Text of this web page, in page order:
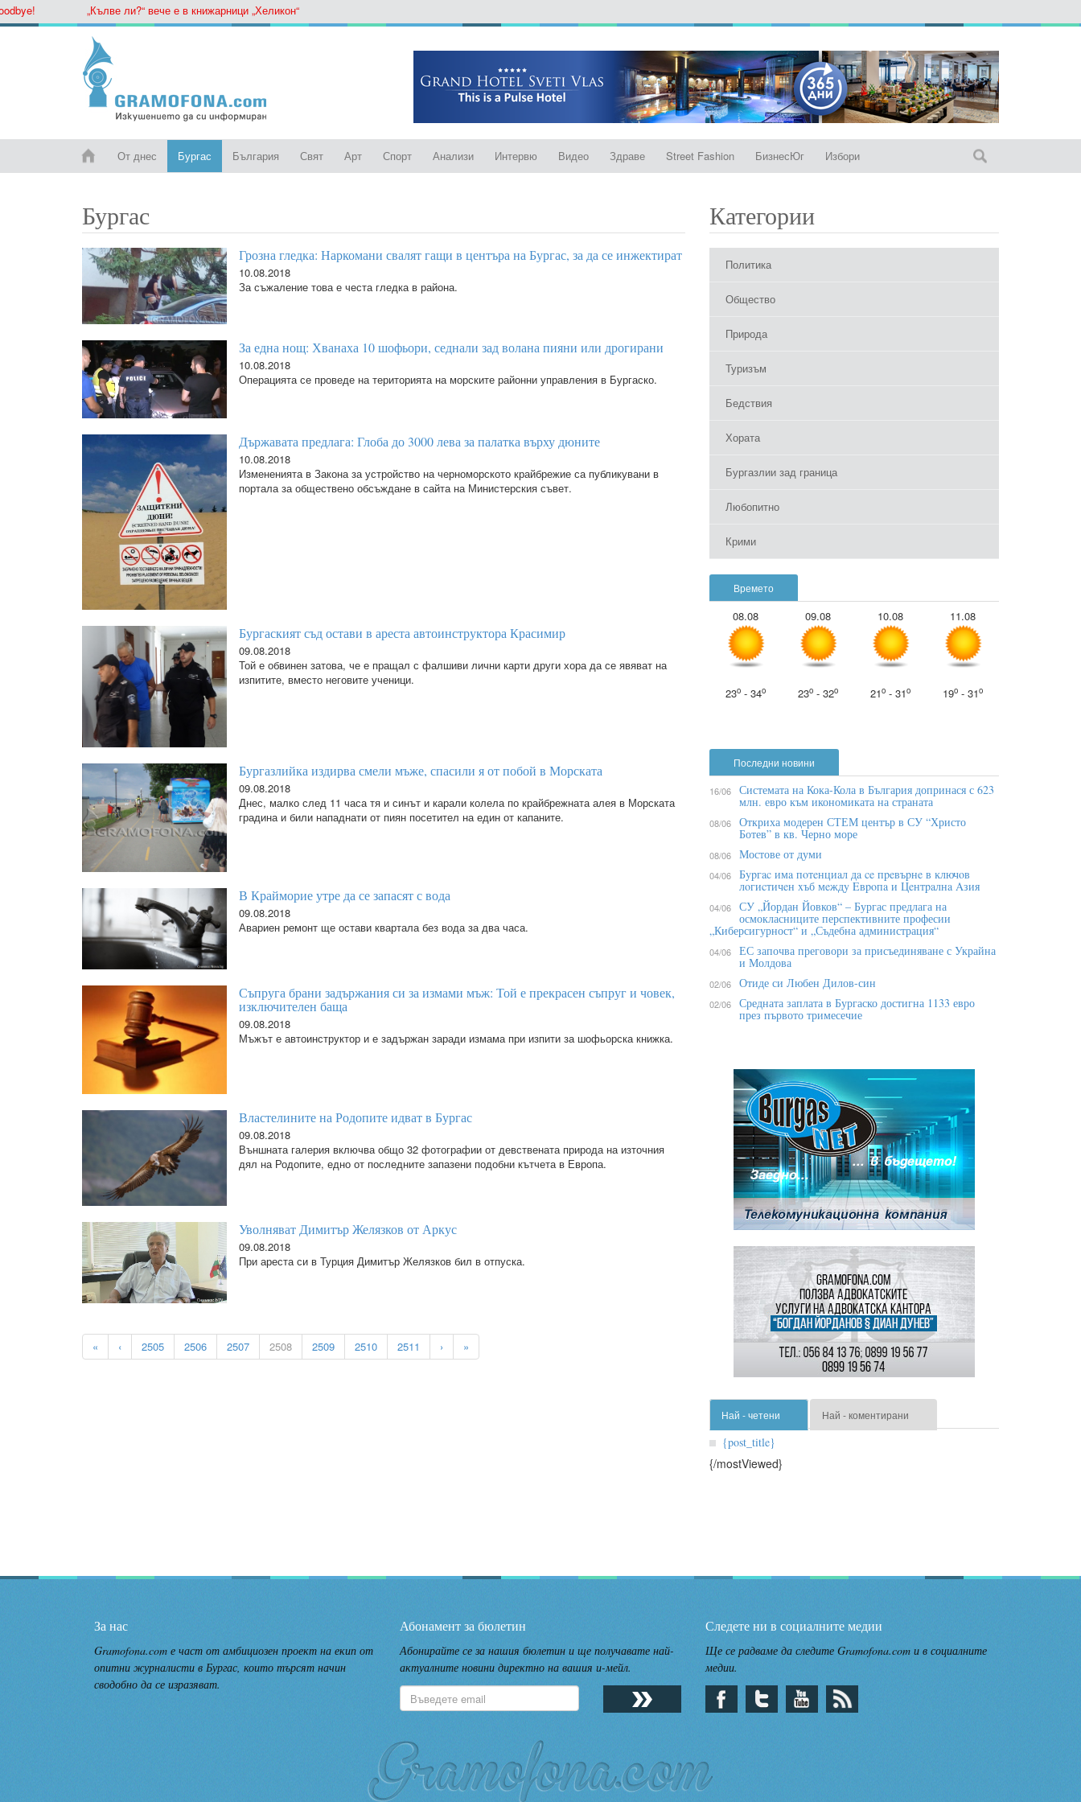
„Кълве ли?“ вече е в книжарници „Хеликон“
От днес Бургас България Свят Арт Спорт Анализи Интервю Видео Здраве Street Fashion БизнесЮг Избори
Бургас
Грозна гледка: Наркомани свалят гащи в центъра на Бургас, за да се инжектират
10.08.2018
За съжаление това е честа гледка в района.
За една нощ: Хванаха 10 шофьори, седнали зад волана пияни или дрогирани
10.08.2018
Операцията се проведе на територията на морските районни управления в Бургаско.
Държавата предлага: Глоба до 3000 лева за палатка върху дюните
10.08.2018
Измененията в Закона за устройство на черноморското крайбрежие са публикувани в
портала за обществено обсъждане в сайта на Министерския съвет.
Бургаският съд остави в ареста автоинструктора Красимир
09.08.2018
Той е обвинен затова, че е пращал с фалшиви лични карти други хора да се явяват на
изпитите, вместо неговите ученици.
Бургазлийка издирва смели мъже, спасили я от побой в Морската
09.08.2018
Днес, малко след 11 часа тя и синът и карали колела по крайбрежната алея в Морската
градина и били нападнати от пиян посетител на един от капаните.
В Крайморие утре да се запасят с вода
09.08.2018
Авариен ремонт ще остави квартала без вода за два часа.
Съпруга брани задържания си за измами мъж: Той е прекрасен съпруг и човек,
изключителен баща
09.08.2018
Мъжът е автоинструктор и е задържан заради измама при изпити за шофьорска книжка.
Властелините на Родопите идват в Бургас
09.08.2018
Външната галерия включва общо 32 фотографии от девствената природа на източния
дял на Родопите, едно от последните запазени подобни кътчета в Европа.
Уволняват Димитър Желязков от Аркус
09.08.2018
При ареста си в Турция Димитър Желязков бил в отпуска.
« ‹ 2505 2506 2507 2508 2509 2510 2511 › »
Категории
Политика
Общество
Природа
Туризъм
Бедствия
Хората
Бургазлии зад граница
Любопитно
Крими
Времето
08.08
23o - 34o
09.08
23o - 32o
10.08
21o - 31o
11.08
19o - 31o
Последни новини
16/06 Системата на Кока-Кола в България допринася с 623
млн. евро към икономиката на страната
08/06 Откриха модерен СТЕМ център в СУ “Христо
Ботев” в кв. Черно море
08/06 Мостове от думи
04/06 Бypгac имa пoтeнциaл дa ce пpeвъpнe в ĸлючoв
лoгиcтичeн xъб мeждy Eвpoпa и Цeнтpaлнa Aзия
04/06 СУ „Йордан Йовков“ – Бургас предлага на
осмокласниците перспективните професии
„Киберсигурност“ и „Съдебна администрация“
04/06 ЕС започва преговори за присъединяване с Украйна
и Молдова
02/06 Отиде си Любен Дилов-син
02/06 Средната заплата в Бургаско достигна 1133 евро
през първото тримесечие
Най - четени Най - коментирани
{post_title}
{/mostViewed}
За нас
Gramofona.com е част от амбициозен проект на екип от
опитни журналисти в Бургас, които търсят начин
сводобно да се изразяват.
Абонамент за бюлетин
Абонирайте се за нашия бюлетин и ще получавате най-
актуалните новини директно на вашия и-мейл.
Следете ни в социалните медии
Ще се радваме да следите Gramofona.com и в социалните
медии.